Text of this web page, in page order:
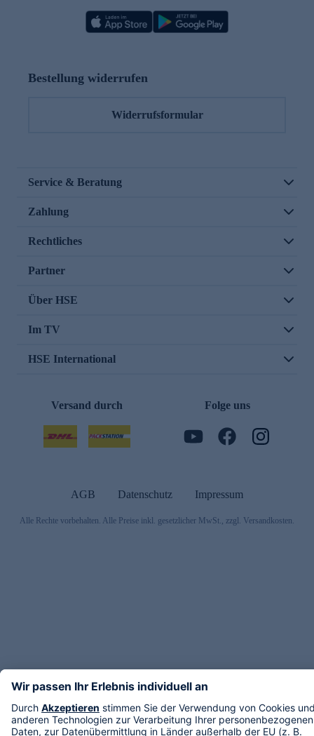
Bestellung widerrufen
Widerrufsformular
Service & Beratung
Zahlung
Rechtliches
Partner
Über HSE
Im TV
HSE International
Versand durch Folge uns
AGB Datenschutz Impressum
Alle Rechte vorbehalten. Alle Preise inkl. gesetzlicher MwSt., zzgl. Versandkosten.